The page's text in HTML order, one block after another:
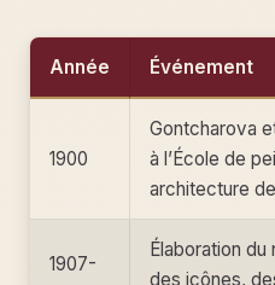
Année Événement
1900
Gontcharova
à l’École de
architecture
1907-
Élaboration
des icônes,